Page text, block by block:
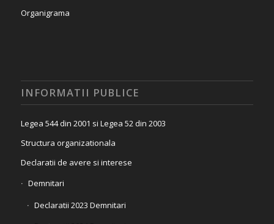
Organigrama
INFORMATII PUBLICE
Legea 544 din 2001 si Legea 52 din 2003
Structura organizationala
Declaratii de avere si interese
Demnitari
Declaratii 2023 Demnitari